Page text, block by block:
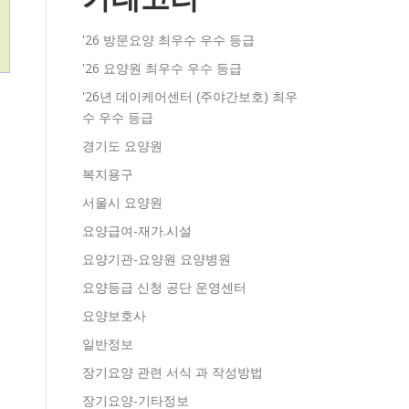
'26 방문요양 최우수 우수 등급
'26 요양원 최우수 우수 등급
'26년 데이케어센터 (주야간보호) 최우
수 우수 등급
경기도 요양원
복지용구
서울시 요양원
요양급여-재가.시설
요양기관-요양원 요양병원
요양등급 신청 공단 운영센터
요양보호사
일반정보
장기요양 관련 서식 과 작성방법
장기요양-기타정보